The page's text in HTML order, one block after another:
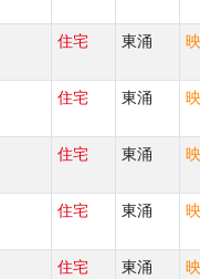
住宅 東涌
住宅 東涌
住宅 東涌
住宅 東涌
住宅 東涌